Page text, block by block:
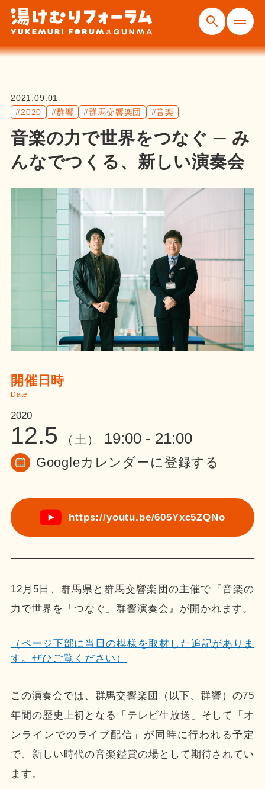
2021.09.01
#2020
#群響 #群馬交響楽団 #音楽
音楽の力で世界をつなぐ ─ み
んなでつくる、新しい演奏会
開催日時
Date
2020
12.5 （土） 19:00 - 21:00
Googleカレンダーに登録する
https://youtu.be/605Yxc5ZQNo
12月5日、群馬県と群馬交響楽団の主催で『音楽の
力で世界を「つなぐ」群響演奏会』が開かれます。
（ページ下部に当日の模様を取材した追記がありま
す。ぜひご覧ください）
この演奏会では、群馬交響楽団（以下、群響）の75
年間の歴史上初となる「テレビ生放送」そして「オ
ンラインでのライブ配信」が同時に行われる予定
で、新しい時代の音楽鑑賞の場として期待されてい
ます。